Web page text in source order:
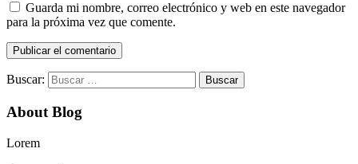
Guarda mi nombre, correo electrónico y web en este navegador
para la próxima vez que comente.
Buscar:
About Blog
Lorem